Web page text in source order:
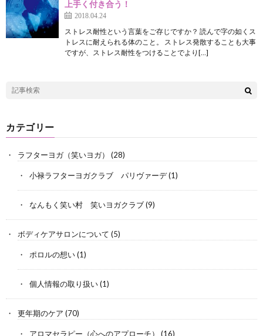
上手く付き合う！
2018.04.24
ストレス耐性という言葉をご存じですか？ 読んで字の如くス
トレスに耐えられる体のこと。 ストレス発散することも大事
ですが、ストレス耐性をつけることでより[…]
カテゴリー
ラフターヨガ（笑いヨガ） (28)
小禄ラフターヨガクラブ パリヴァーデ(1)
なんもく笑い村 笑いヨガクラブ(9)
ボディケアサロンについて (5)
ポロルの想い(1)
個人情報の取り扱い(1)
更年期のケア (70)
アロマセラピー（心へのアプローチ） (16)